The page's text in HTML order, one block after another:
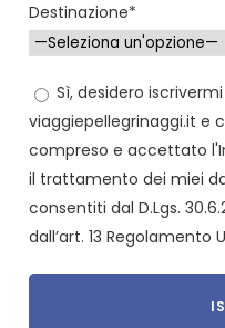
Destinazione*
Sì, desidero
viaggiepellegrinaggi.it e
compreso e accettato l'
il trattamento dei miei
consentiti dal D.Lgs.
dall’art. 13 Regolamento